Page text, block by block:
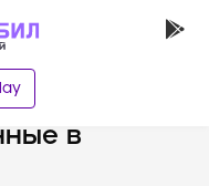
в